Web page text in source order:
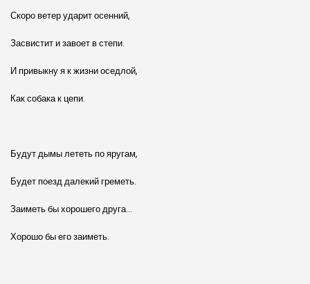
Скоро ветер ударит осенний,
Засвистит и завоет в степи.
И привыкну я к жизни оседлой,
Как собака к цепи.
Будут дымы лететь по яругам,
Будет поезд далекий греметь.
Заиметь бы хорошего друга…
Хорошо бы его заиметь.